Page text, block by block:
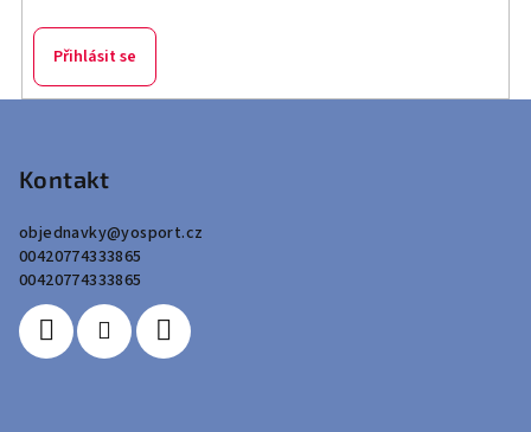
Přihlásit se
Kontakt
objednavky@yosport.cz
00420774333865
00420774333865